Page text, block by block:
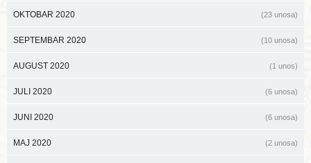
OKTOBAR 2020 (23 unosa)
SEPTEMBAR 2020 (10 unosa)
AUGUST 2020 (1 unos)
JULI 2020 (6 unosa)
JUNI 2020 (6 unosa)
MAJ 2020 (2 unosa)